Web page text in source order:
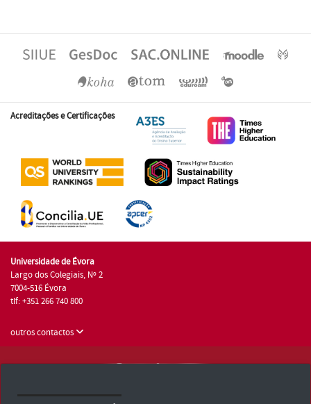
Acreditações e Certificações
Universidade de Évora
Largo dos Colegiais, Nº 2
7004-516 Évora
tlf: +351 266 740 800
outros contactos